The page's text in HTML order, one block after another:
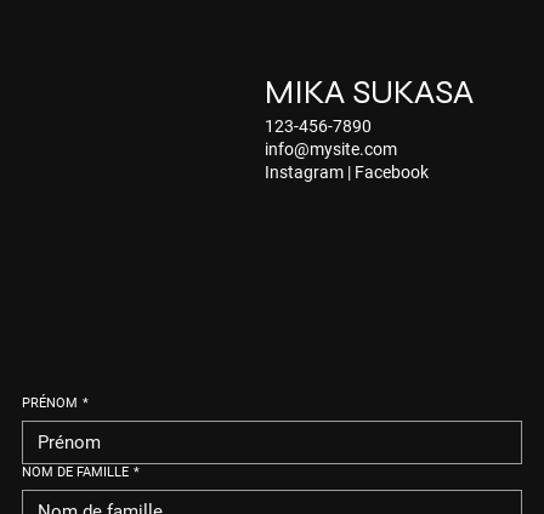
MIKA SUKASA
123-456-7890
info@mysite.com
Instagram | Facebook
PRÉNOM *
NOM DE FAMILLE *